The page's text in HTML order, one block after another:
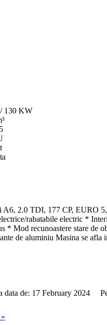
130 KW
2.0 TDI, 177 CP, EURO
rabatabile electric *
* Mod recunoastere stare de
de aluminiu Masina se
data de: 17 February 2024